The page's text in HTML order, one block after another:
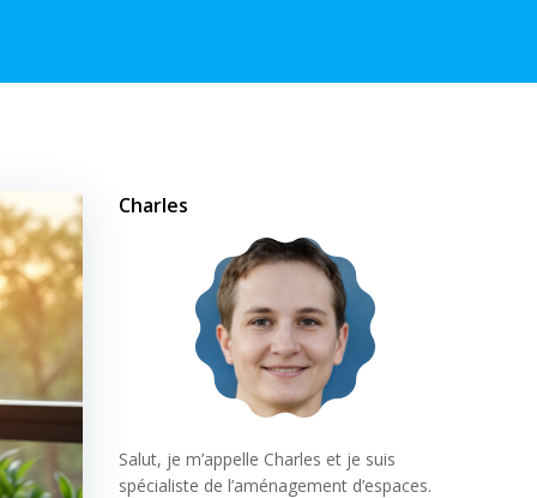
Charles
Salut, je m’appelle Charles et je suis
spécialiste de l’aménagement d’espaces.